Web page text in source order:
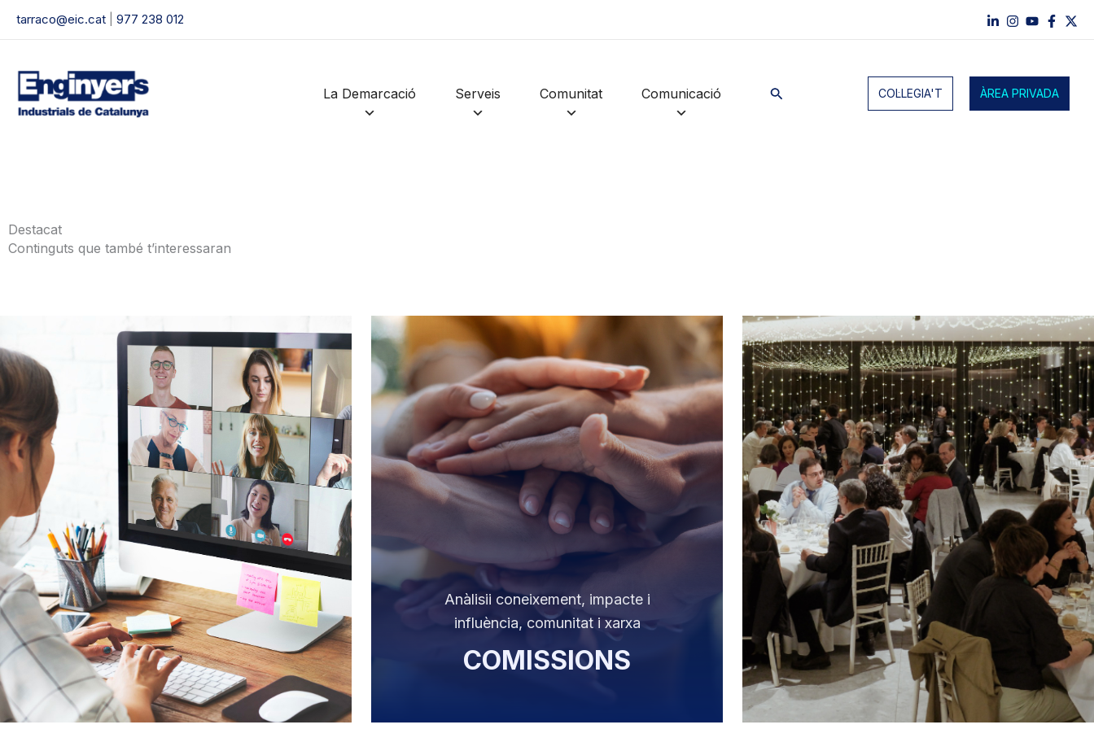
tarraco@eic.cat 977 238 012
La Demarcació Serveis Comunitat Comunicació Cerca COL·LEGIA'T ÀREA PRIVADA
AVANTATGES EXCLUSIUS
PER A ENGINYERS I
Destacat
Continguts que també t’interessaran
COMISSIONS
Reviu-lo!
SOPARDE SANT
JOSEP
SPEED